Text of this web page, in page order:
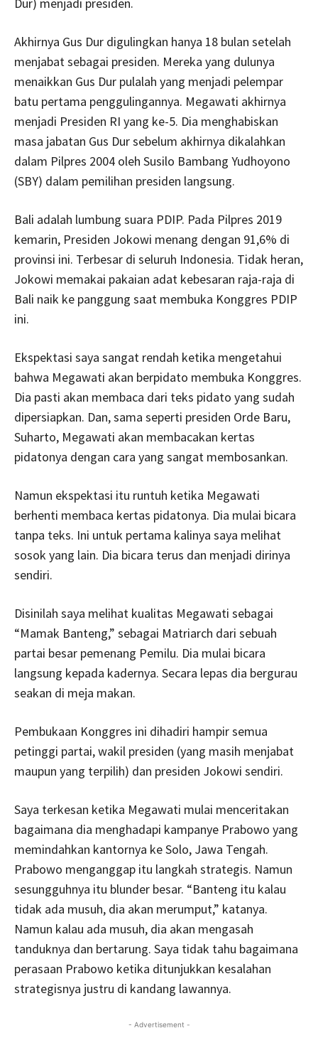
Akhirnya Gus Dur digulingkan hanya 18 bulan setelah
menjabat sebagai presiden. Mereka yang dulunya
menaikkan Gus Dur pulalah yang menjadi pelempar
batu pertama penggulingannya. Megawati akhirnya
menjadi Presiden RI yang ke-5. Dia menghabiskan
masa jabatan Gus Dur sebelum akhirnya dikalahkan
dalam Pilpres 2004 oleh Susilo Bambang Yudhoyono
(SBY) dalam pemilihan presiden langsung.
Bali adalah lumbung suara PDIP. Pada Pilpres 2019
kemarin, Presiden Jokowi menang dengan 91,6% di
provinsi ini. Terbesar di seluruh Indonesia. Tidak heran,
Jokowi memakai pakaian adat kebesaran raja-raja di
Bali naik ke panggung saat membuka Konggres PDIP
ini.
Ekspektasi saya sangat rendah ketika mengetahui
bahwa Megawati akan berpidato membuka Konggres.
Dia pasti akan membaca dari teks pidato yang sudah
dipersiapkan. Dan, sama seperti presiden Orde Baru,
Suharto, Megawati akan membacakan kertas
pidatonya dengan cara yang sangat membosankan.
Namun ekspektasi itu runtuh ketika Megawati
berhenti membaca kertas pidatonya. Dia mulai bicara
tanpa teks. Ini untuk pertama kalinya saya melihat
sosok yang lain. Dia bicara terus dan menjadi dirinya
sendiri.
Disinilah saya melihat kualitas Megawati sebagai
“Mamak Banteng,” sebagai Matriarch dari sebuah
partai besar pemenang Pemilu. Dia mulai bicara
langsung kepada kadernya. Secara lepas dia bergurau
seakan di meja makan.
Pembukaan Konggres ini dihadiri hampir semua
petinggi partai, wakil presiden (yang masih menjabat
maupun yang terpilih) dan presiden Jokowi sendiri.
Saya terkesan ketika Megawati mulai menceritakan
bagaimana dia menghadapi kampanye Prabowo yang
memindahkan kantornya ke Solo, Jawa Tengah.
Prabowo menganggap itu langkah strategis. Namun
sesungguhnya itu blunder besar. “Banteng itu kalau
tidak ada musuh, dia akan merumput,” katanya.
Namun kalau ada musuh, dia akan mengasah
tanduknya dan bertarung. Saya tidak tahu bagaimana
perasaan Prabowo ketika ditunjukkan kesalahan
strategisnya justru di kandang lawannya.
- Advertisement -